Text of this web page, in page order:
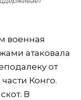
военная
атаковала
от
Конго.
В